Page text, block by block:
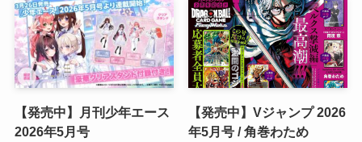
【発売中】月刊少年エース
2026年5月号
【発売中】Vジャンプ 2026
年5月号 / 角巻わため